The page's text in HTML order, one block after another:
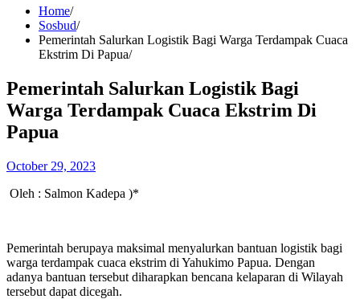
Home
Sosbud
Pemerintah Salurkan Logistik Bagi Warga Terdampak Cuaca
Ekstrim Di Papua
Pemerintah Salurkan Logistik Bagi
Warga Terdampak Cuaca Ekstrim Di
Papua
October 29, 2023
Oleh : Salmon Kadepa )*
Pemerintah berupaya maksimal menyalurkan bantuan logistik bagi
warga terdampak cuaca ekstrim di Yahukimo Papua. Dengan
adanya bantuan tersebut diharapkan bencana kelaparan di Wilayah
tersebut dapat dicegah.